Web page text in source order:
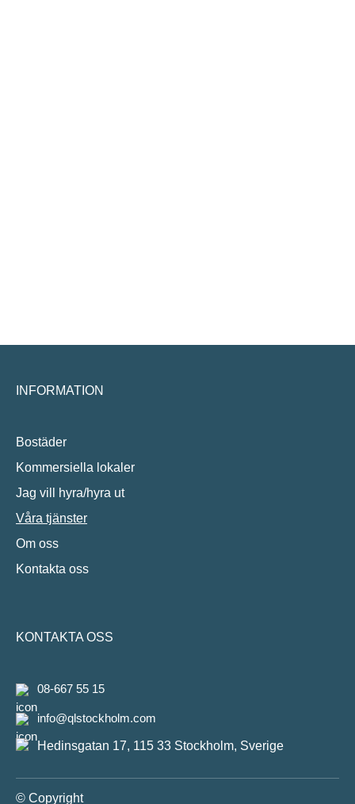
INFORMATION
Bostäder
Kommersiella lokaler
Jag vill hyra/hyra ut
Våra tjänster
Om oss
Kontakta oss
KONTAKTA OSS
08-667 55 15
info@qlstockholm.com
Hedinsgatan 17, 115 33 Stockholm, Sverige
© Copyright